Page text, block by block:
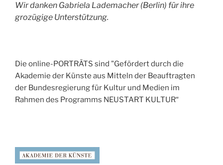
Wir danken Gabriela Lademacher (Berlin) für ihre
grozügige Unterstützung.
Die online-PORTRÄTS sind "Gefördert durch die
Akademie der Künste aus Mitteln der Beauftragten
der Bundesregierung für Kultur und Medien im
Rahmen des Programms NEUSTART KULTUR“